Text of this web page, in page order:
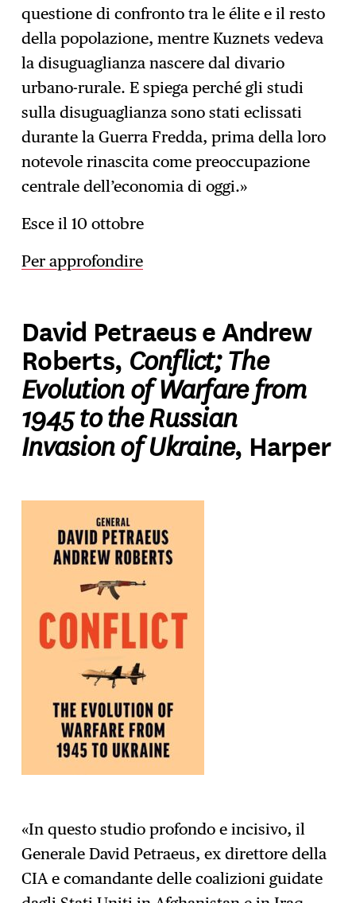
questione di confronto tra le élite e il resto
della popolazione, mentre Kuznets vedeva
la disuguaglianza nascere dal divario
urbano-rurale. E spiega perché gli studi
sulla disuguaglianza sono stati eclissati
durante la Guerra Fredda, prima della loro
notevole rinascita come preoccupazione
centrale dell’economia di oggi.»
Esce il 10 ottobre
Per approfondire
David Petraeus e Andrew
Roberts, Conflict; The
Evolution of Warfare from
1945 to the Russian
Invasion of Ukraine, Harper
«In questo studio profondo e incisivo, il
Generale David Petraeus, ex direttore della
CIA e comandante delle coalizioni guidate